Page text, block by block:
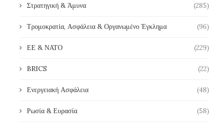
Στρατηγική & Άμυνα (285)
Τρομοκρατία, Ασφάλεια & Οργανωμένο Έγκλημα (96)
ΕΕ & ΝΑΤΟ (229)
BRICS (22)
Ενεργειακή Ασφάλεια (48)
Ρωσία & Ευρασία (58)